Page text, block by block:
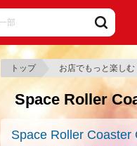
トップ お店でもっと楽しむ
Space Roller
Space Roller Coaster